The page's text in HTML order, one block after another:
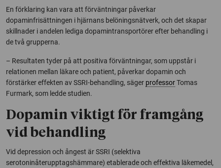
En förklaring kan vara att förväntningar påverkar
dopaminfrisättningen i hjärnans belöningsnätverk, och det skapar
skillnader i andelen lediga dopamintransportörer efter behandling i
de två grupperna.
– Resultaten tyder på att positiva förväntningar, som uppstår i
relationen mellan läkare och patient, påverkar dopamin och
förstärker effekten av SSRI-behandling, säger professorTomas
Furmark, som ledde studien.
Dopamin viktigt för framgång
vid behandling
Vid depression och ångest är SSRI (selektiva
serotoninåterupptagshämmare) etablerade och effektiva läkemedel,